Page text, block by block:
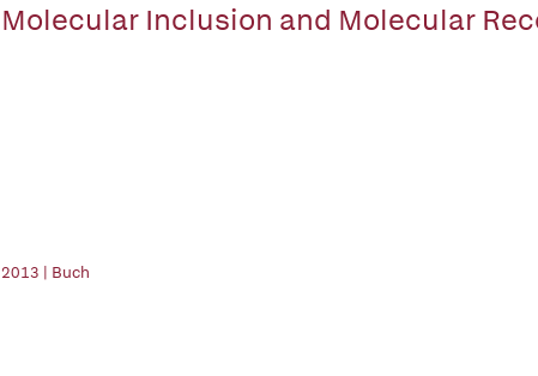
Molecular Inclusion and Molecular
2013 | Buch